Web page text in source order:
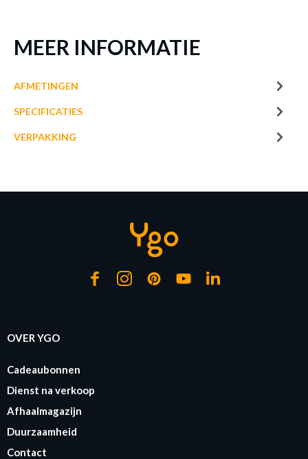
MEER INFORMATIE
AFMETINGEN
SPECIFICATIES
VERPAKKING
OVER YGO
Cadeaubonnen
Dienst na verkoop
Afhaalmagazijn
Duurzaamheid
Contact